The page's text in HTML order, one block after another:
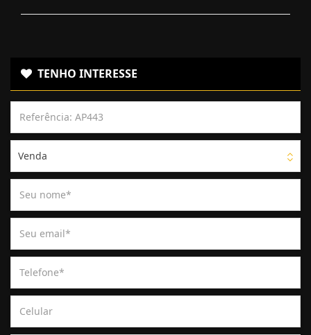
TENHO INTERESSE
Venda